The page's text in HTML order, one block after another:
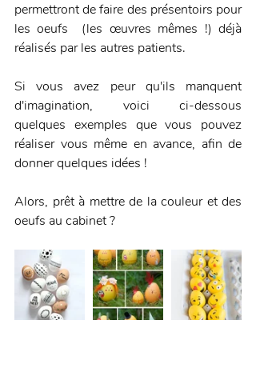
permettront de faire des présentoirs pour
les oeufs  (les œuvres mêmes !) déjà
réalisés par les autres patients.
Si vous avez peur qu'ils manquent
d'imagination, voici ci-dessous
quelques exemples que vous pouvez
réaliser vous même en avance, afin de
donner quelques idées !
Alors, prêt à mettre de la couleur et des
oeufs au cabinet ?